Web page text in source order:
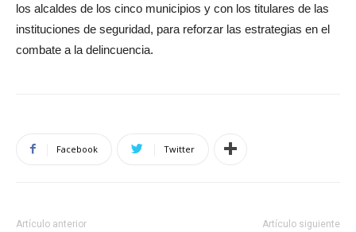
los alcaldes de los cinco municipios y con los titulares de las
instituciones de seguridad, para reforzar las estrategias en el
combate a la delincuencia.
Facebook Twitter
Artículo anterior Artículo siguiente